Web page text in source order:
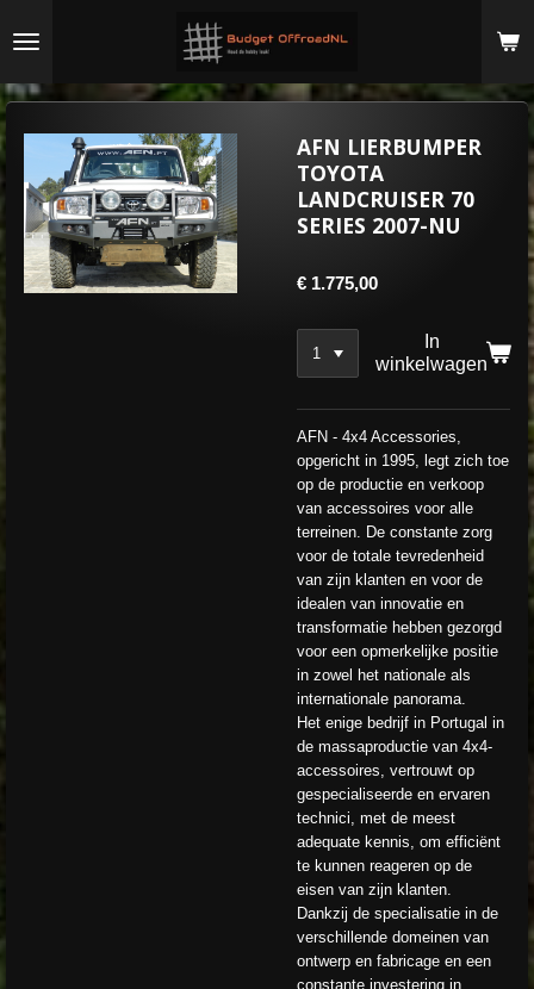
direct
de
AFN LIERBUMPER
TOYOTA
LANDCRUISER 70
SERIES 2007-NU
€ 1.775,00
In
winkelwagen
AFN - 4x4 Accessories,
opgericht in 1995, legt zich toe
op de productie en verkoop
van accessoires voor alle
terreinen. De constante zorg
voor de totale tevredenheid
van zijn klanten en voor de
idealen van innovatie en
transformatie hebben gezorgd
voor een opmerkelijke positie
in zowel het nationale als
internationale panorama.
Het enige bedrijf in Portugal in
de massaproductie van 4x4-
accessoires, vertrouwt op
gespecialiseerde en ervaren
technici, met de meest
adequate kennis, om efficiënt
te kunnen reageren op de
eisen van zijn klanten.
Dankzij de specialisatie in de
verschillende domeinen van
ontwerp en fabricage en een
constante investering in